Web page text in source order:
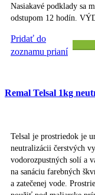
Nasiakavé podklady sa
odstupom 12 hodín.
Pridať do
zoznamu prianí
Remal Telsal 1kg
Telsal je prostriedok je
neutralizácii čerstvých
vodorozpustných solí a
na sanáciu farebných
a zatečenej vode.